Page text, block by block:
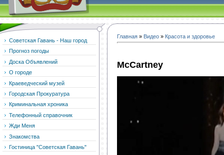
Советская Гавань - Наш город
Прогноз погоды
Доска Объявлений
О городе
Краеведческий музей
Городская Прокуратура
Криминальная хроника
Телефонный справочник
Жди Меня
Знакомства
Гостиница "Советская Гавань"
Главная » Видео » Красота и здоровье
McCartney